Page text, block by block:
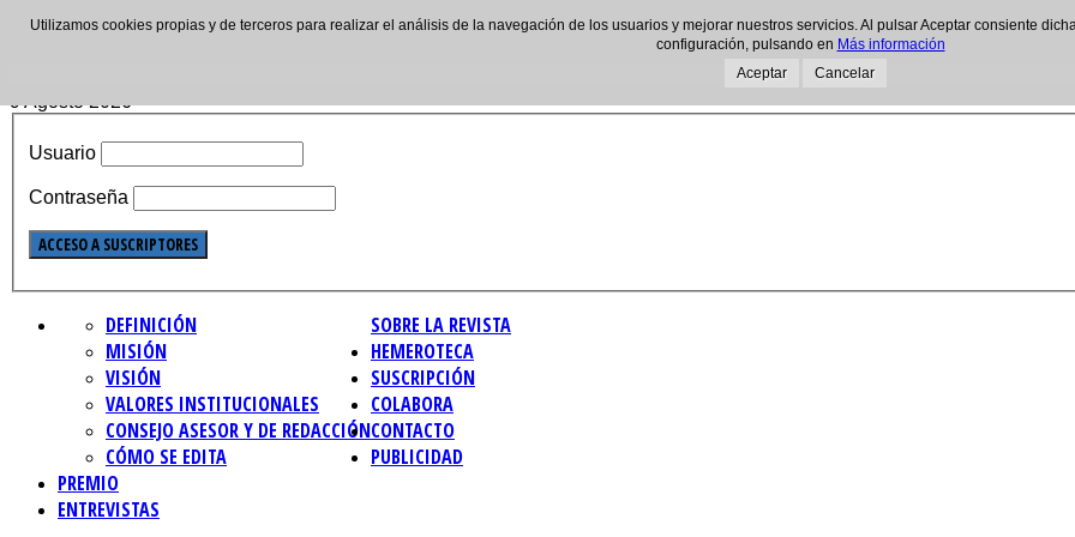
9 Agosto 2026
Usuario
Contraseña
SOBRE LA REVISTA
DEFINICIÓN
MISIÓN
VISIÓN
VALORES INSTITUCIONALES
CONSEJO ASESOR Y DE REDACCIÓN
CÓMO SE EDITA
HEMEROTECA
SUSCRIPCIÓN
COLABORA
CONTACTO
PUBLICIDAD
PREMIO
ENTREVISTAS
Utilizamos cookies propias y de terceros para realizar el análisis de la navegación de los usuarios y mejorar nuestros servicios. Al pulsar Aceptar consiente
configuración, pulsando en Más información
Aceptar
Cancelar